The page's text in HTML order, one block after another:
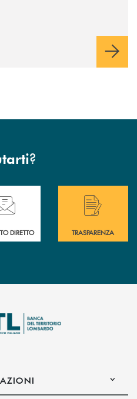
?
. di assistenza immediata?
DIRETTO
Hai bisogno di
TRASPARENZA